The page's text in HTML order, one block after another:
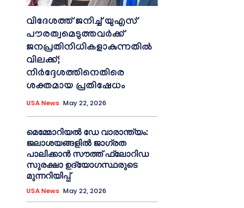
വിദേശത്ത് ജനിച്ച് യുഎസ്
പൗരത്വമെടുത്തവർക്ക്
ജനപ്രതിനിധികളാകുന്നതിൽ
വിലക്ക്;
നിർദ്ദേശത്തിനെതിരെ
ശക്തമായ പ്രതിഷേധം
USA News May 22, 2026
മെമ്മോറിയൽ ഡേ വാരാന്ത്യം:
ജലാശയങ്ങളിൽ ജാഗ്രത
പാലിക്കാൻ സൗത്ത് ഫ്ലോറിഡ
സുരക്ഷാ ഉദ്യോഗസ്ഥരുടെ
മുന്നറിയിപ്പ്
USA News May 22, 2026